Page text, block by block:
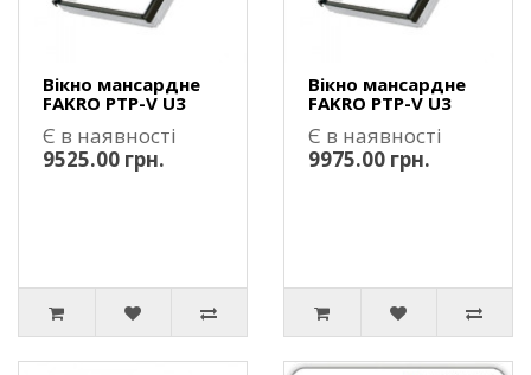
Вікно мансардне
FAKRO PTP-V U3
Є в наявності
9525.00 грн.
Вікно мансардне
FAKRO PTP-V U3
Є в наявності
9975.00 грн.